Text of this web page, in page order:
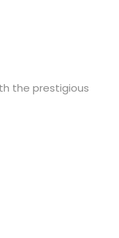
the prestigious